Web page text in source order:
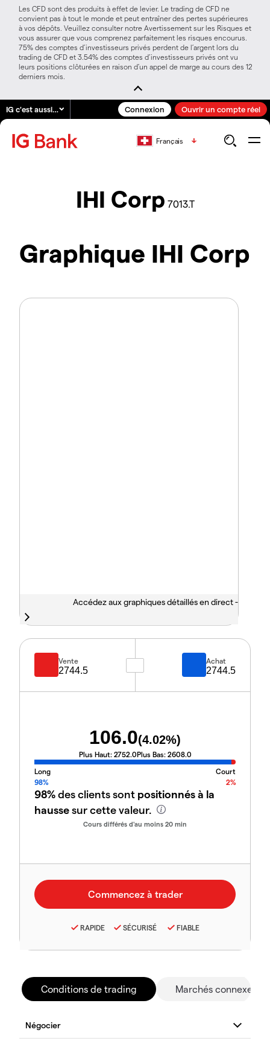
Les CFD sont des produits à effet de levier. Le trading de CFD ne
convient pas à tout le monde et peut entraîner des pertes supérieures
à vos dépôts. Veuillez consulter notre Avertissement sur les Risques et
vous assurer que vous comprenez parfaitement les risques encourus.
75% des comptes d’investisseurs privés perdent de l’argent lors du
trading de CFD et 3.54% des comptes d’investisseurs privés ont vu
leurs positions clôturées en raison d’un appel de marge au cours des 12
derniers mois.
IG c'est aussi… Connexion Ouvrir un compte réel
Français
IHI Corp 7013.T
Graphique IHI Corp
Accédez aux graphiques détaillés en direct -
Vente
2744.5
Achat
2744.5
106.0(4.02%)
Plus Haut: 2752.0Plus Bas: 2608.0
Long
Court
98%
2%
98%des clients sont positionnés à la
haussesur cette valeur.
Cours différés d'au moins 20 min
RAPIDE SÉCURISÉ FIABLE
Conditions de trading Marchés connexes